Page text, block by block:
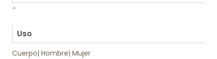
-
Uso
Cuerpo| Hombre| Mujer